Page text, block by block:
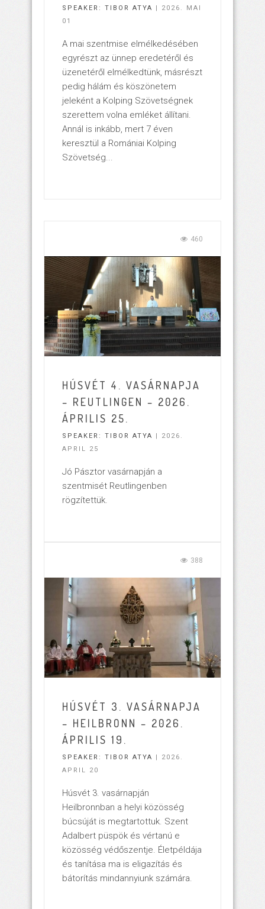
SPEAKER: TIBOR ATYA
| 2026. MAI
01
A mai szentmise elmélkedésében
egyrészt az ünnep eredetéről és
üzenetéről elmélkedtünk, másrészt
pedig hálám és köszönetem
jeleként a Kolping Szövetségnek
szerettem volna emléket állítani.
Annál is inkább, mert 7 éven
keresztül a Romániai Kolping
Szövetség...
460
HÚSVÉT 4. VASÁRNAPJA
– REUTLINGEN – 2026.
ÁPRILIS 25.
SPEAKER: TIBOR ATYA
| 2026.
APRIL 25
Jó Pásztor vasárnapján a
szentmisét Reutlingenben
rögzítettük.
388
HÚSVÉT 3. VASÁRNAPJA
– HEILBRONN – 2026.
ÁPRILIS 19.
SPEAKER: TIBOR ATYA
| 2026.
APRIL 20
Húsvét 3. vasárnapján
Heilbronnban a helyi közösség
búcsúját is megtartottuk. Szent
Adalbert püspök és vértanú e
közösség védőszentje. Életpéldája
és tanítása ma is eligazítás és
bátorítás mindannyiunk számára.